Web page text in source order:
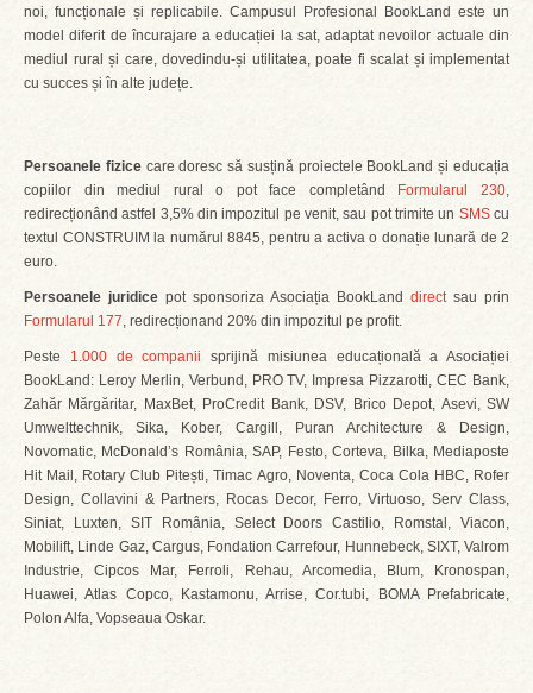
noi, funcționale și replicabile. Campusul Profesional BookLand este un
model diferit de încurajare a educației la sat, adaptat nevoilor actuale din
mediul rural și care, dovedindu-și utilitatea, poate fi scalat și implementat
cu succes și în alte județe.
Persoanele fizice care doresc să susțină proiectele BookLand și educația
copiilor din mediul rural o pot face completând
Formularul 230,
redirecționând astfel 3,5% din impozitul pe venit, sau pot trimite un SMScu
textul CONSTRUIM la numărul 8845, pentru a activa o donație lunară de 2
euro.
Persoanele juridice pot sponsoriza Asociația BookLand directsau prin
Formularul 177, redirecționand 20% din impozitul pe profit.
Peste 1.000 de companii sprijină misiunea educațională a Asociației
BookLand: Leroy Merlin, Verbund, PRO TV, Impresa Pizzarotti, CEC Bank,
Zahăr Mărgăritar, MaxBet, ProCredit Bank, DSV, Brico Depot, Asevi, SW
Umwelttechnik, Sika, Kober, Cargill, Puran Architecture & Design,
Novomatic, McDonald’s România, SAP, Festo, Corteva, Bilka, Mediaposte
Hit Mail, Rotary Club Pitești, Timac Agro, Noventa, Coca Cola HBC, Rofer
Design, Collavini & Partners, Rocas Decor, Ferro, Virtuoso, Serv Class,
Siniat, Luxten, SIT România, Select Doors Castilio, Romstal, Viacon,
Mobilift, Linde Gaz, Cargus, Fondation Carrefour, Hunnebeck, SIXT, Valrom
Industrie, Cipcos Mar, Ferroli, Rehau, Arcomedia, Blum, Kronospan,
Huawei, Atlas Copco, Kastamonu, Arrise, Cor.tubi, BOMA Prefabricate,
Polon Alfa, Vopseaua Oskar.